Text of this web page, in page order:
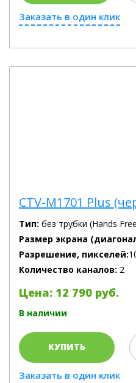
Заказать в один клик
CTV-M1701 Plus
Тип: без трубки (Hands
Размер экрана
Разрешение, пикселей:
Количество каналов: 2
Цена: 12 790 руб.
В наличии
КУПИТЬ
Заказать в один клик